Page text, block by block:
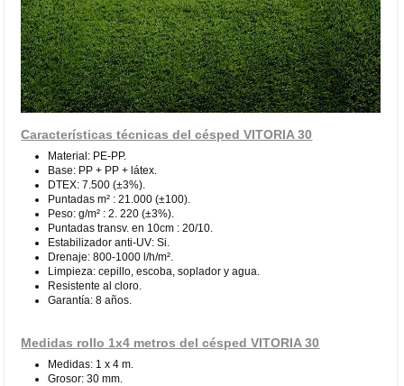
Características técnicas del césped VITORIA 30
Material: PE-PP.
Base: PP + PP + látex.
DTEX: 7.500 (±3%).
Puntadas m² : 21.000 (±100).
Peso: g/m² : 2. 220 (±3%).
Puntadas transv. en 10cm : 20/10.
Estabilizador anti-UV: Si.
Drenaje: 800-1000 l/h/m².
Limpieza: cepillo, escoba, soplador y agua.
Resistente al cloro.
Garantía: 8 años.
Medidas rollo 1x4 metros del césped VITORIA 30
Medidas: 1 x 4 m.
Grosor: 30 mm.